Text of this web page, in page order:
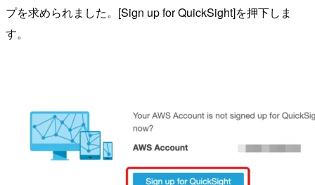
プを求められました。[Sign up for QuickSight]を押下しま
す。